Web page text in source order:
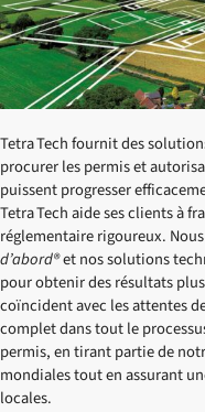
Tetra Tech fournit des
procurer les permis et
puissent progresser
Tetra Tech aide ses clients à
réglementaire rigoureux.
d’abord®et nos solutions
pour obtenir des résultats
coïncident avec les attentes
complet dans tout le
permis, en tirant partie de
mondiales tout en assurant
locales.